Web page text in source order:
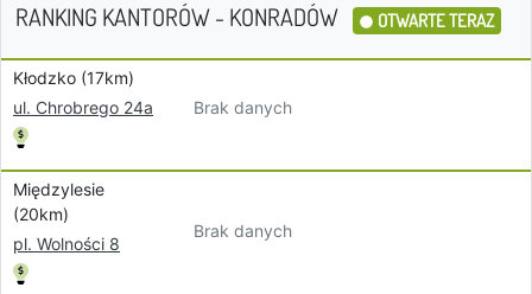
RANKING KANTORÓW - KONRADÓW OTWARTE TERAZ
Kłodzko (17km)
ul. Chrobrego 24a
Brak danych
Międzylesie
(20km)
pl. Wolności 8
Brak danych